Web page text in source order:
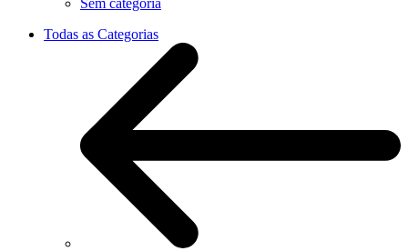
Sem categoria
Todas as Categorias